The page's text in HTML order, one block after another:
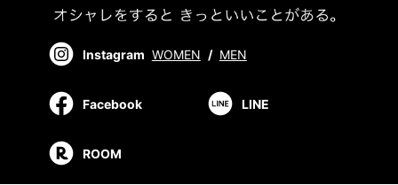
Instagram WOMEN / MEN
Facebook LINE
ROOM